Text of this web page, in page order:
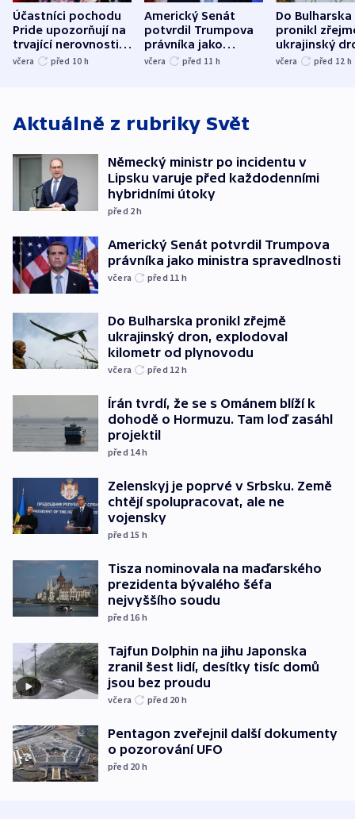
Účastníci pochodu
Pride upozorňují na
trvající nerovnosti i
společenskou
včera před 10 h
Americký Senát
potvrdil Trumpova
právníka jako
ministra
včera před 11 h
Do Bulharska
pronikl
ukrajinský
explodoval
včera před 12 h
Aktuálně z rubriky Svět
Německý ministr po incidentu v
Lipsku varuje před každodenními
hybridními útoky
před 2h
Americký Senát potvrdil Trumpova
právníka jako ministra spravedlnosti
včera před 11 h
Do Bulharska pronikl zřejmě
ukrajinský dron, explodoval
kilometr od plynovodu
včera před 12 h
Írán tvrdí, že se s Ománem blíží k
dohodě o Hormuzu. Tam loď zasáhl
projektil
před 14h
Zelenskyj je poprvé v Srbsku. Země
chtějí spolupracovat, ale ne
vojensky
před 15 h
Tisza nominovala na maďarského
prezidenta bývalého šéfa
nejvyššího soudu
před 16 h
Tajfun Dolphin na jihu Japonska
zranil šest lidí, desítky tisíc domů
jsou bez proudu
včera před 20 h
Pentagon zveřejnil další dokumenty
o pozorování UFO
před 20 h